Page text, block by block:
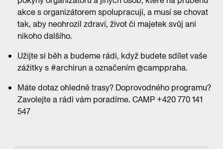
akce s organizátorem spolupracují, a musí se chovat
tak, aby neohrozil zdraví, život či majetek svůj ani
nikoho dalšího.
Užijte si běh a budeme rádi, když budete sdílet vaše
zážitky s #archirun a označením @camppraha.
Máte dotaz ohledně trasy? Doprovodného programu?
Zavolejte a rádi vám poradíme. CAMP +420 770 141
547